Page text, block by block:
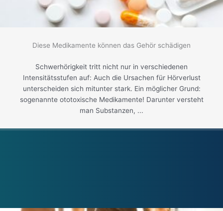
Diese Medikamente können das Gehör schädigen
Schwerhörigkeit tritt nicht nur in verschiedenen
Intensitätsstufen auf: Auch die Ursachen für Hörverlust
unterscheiden sich mitunter stark. Ein möglicher Grund:
sogenannte ototoxische Medikamente! Darunter versteht
man Substanzen, ...